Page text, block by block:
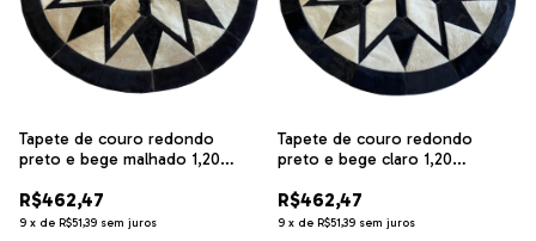
Tapete de couro redondo
preto e bege malhado 1,20
R$462,47
9 x de R$51,39 sem juros
Tapete de couro redondo
preto e bege claro 1,20
R$462,47
9 x de R$51,39 sem juros